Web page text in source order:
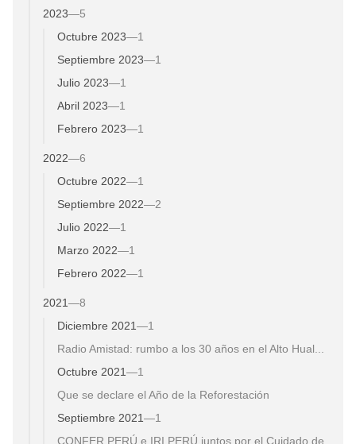
2023—5
Octubre 2023—1
Septiembre 2023—1
Julio 2023—1
Abril 2023—1
Febrero 2023—1
2022—6
Octubre 2022—1
Septiembre 2022—2
Julio 2022—1
Marzo 2022—1
Febrero 2022—1
2021—8
Diciembre 2021—1
Radio Amistad: rumbo a los 30 años en el Alto Hual...
Octubre 2021—1
Que se declare el Año de la Reforestación
Septiembre 2021—1
CONFER PERÚ e IRI PERÚ juntos por el Cuidado de